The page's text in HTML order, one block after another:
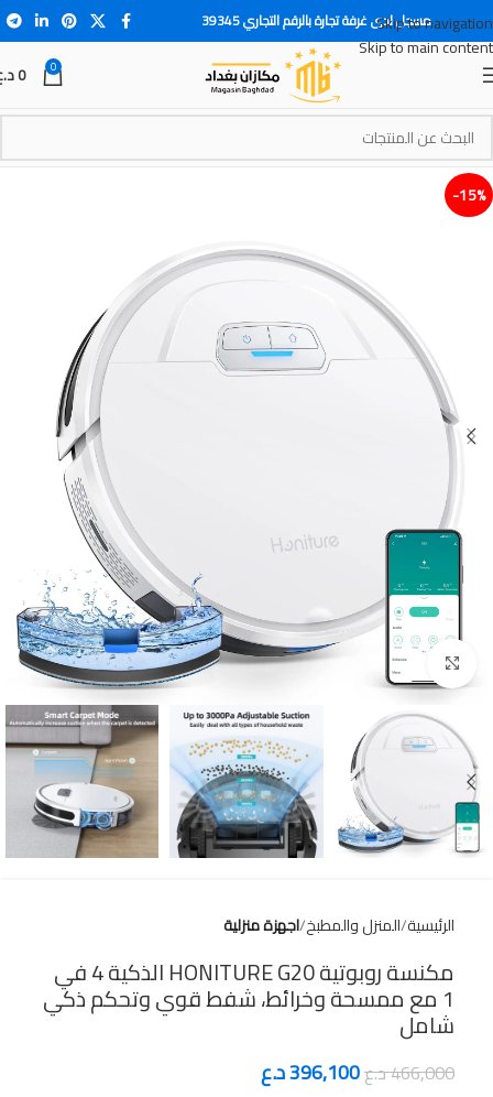
Skip to navigation
Skip to main content
مسجل لدى غرفة تجارة بالرقم التجاري 39345
0
0
15%-
Click to enlarge
الرئيسية المنزل والمطبخ اجهزة منزلية
مكنسة روبوتية HONITURE G20 الذكية 4 في
1 مع ممسحة وخرائط، شفط قوي وتحكم ذكي
شامل
466,000د.ع396,100د.ع